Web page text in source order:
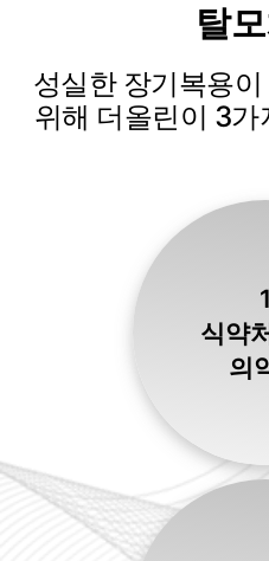
탈
성실한 장기복용
위해 더올린이 3
1
식약
의